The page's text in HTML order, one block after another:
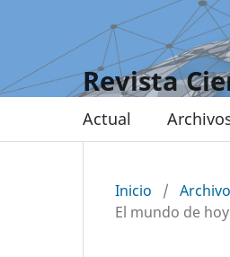
Revista
Actual
Inicio /
El mundo de hoy